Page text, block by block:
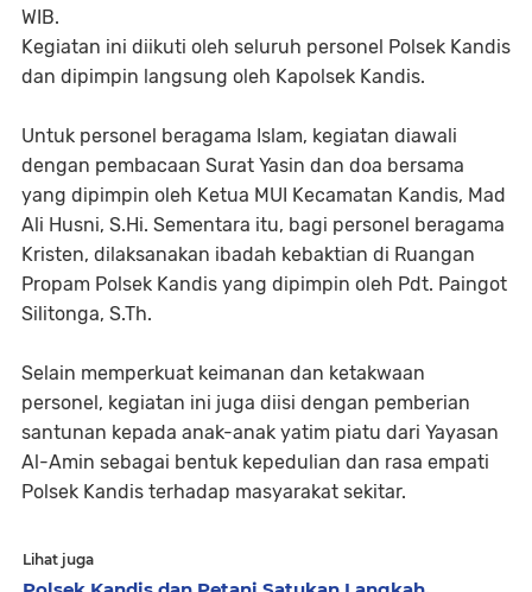
WIB.
Kegiatan ini diikuti oleh seluruh personel Polsek Kandis
dan dipimpin langsung oleh Kapolsek Kandis.
Untuk personel beragama Islam, kegiatan diawali
dengan pembacaan Surat Yasin dan doa bersama
yang dipimpin oleh Ketua MUI Kecamatan Kandis, Mad
Ali Husni, S.Hi. Sementara itu, bagi personel beragama
Kristen, dilaksanakan ibadah kebaktian di Ruangan
Propam Polsek Kandis yang dipimpin oleh Pdt. Paingot
Silitonga, S.Th.
Selain memperkuat keimanan dan ketakwaan
personel, kegiatan ini juga diisi dengan pemberian
santunan kepada anak-anak yatim piatu dari Yayasan
Al-Amin sebagai bentuk kepedulian dan rasa empati
Polsek Kandis terhadap masyarakat sekitar.
Lihat juga